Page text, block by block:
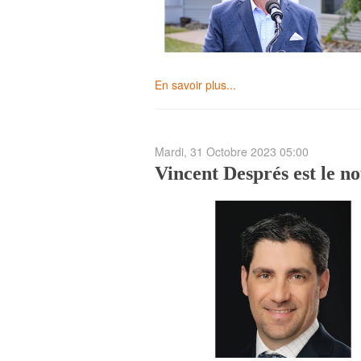
En savoir plus...
Mardi, 31 Octobre 2023 05:00
Vincent Després est le